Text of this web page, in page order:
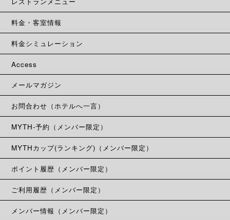
料金・客室情報
料金シミュレーション
Access
メールマガジン
お問合わせ（ホテルへ一言）
MYTH-予約（メンバー限定）
MYTHカップ(ランキング)（メンバー限定）
ポイント履歴（メンバー限定）
ご利用履歴（メンバー限定）
メンバー情報（メンバー限定）